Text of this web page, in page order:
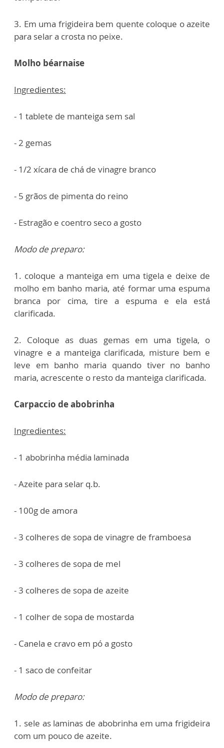
3. Em uma frigideira bem quente coloque o azeite
para selar a crosta no peixe.
Molho béarnaise
Ingredientes:
- 1 tablete de manteiga sem sal
- 2 gemas
- 1/2 xícara de chá de vinagre branco
- 5 grãos de pimenta do reino
- Estragão e coentro seco a gosto
Modo de preparo:
1. coloque a manteiga em uma tigela e deixe de
molho em banho maria, até formar uma espuma
branca por cima, tire a espuma e ela está
clarificada.
2. Coloque as duas gemas em uma tigela, o
vinagre e a manteiga clarificada, misture bem e
leve em banho maria quando tiver no banho
maria, acrescente o resto da manteiga clarificada.
Carpaccio de abobrinha
Ingredientes:
- 1 abobrinha média laminada
- Azeite para selar q.b.
- 100g de amora
- 3 colheres de sopa de vinagre de framboesa
- 3 colheres de sopa de mel
- 3 colheres de sopa de azeite
- 1 colher de sopa de mostarda
- Canela e cravo em pó a gosto
- 1 saco de confeitar
Modo de preparo:
1. sele as laminas de abobrinha em uma frigideira
com um pouco de azeite.